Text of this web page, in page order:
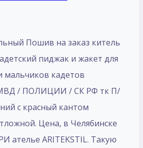
Пошив на заказ китель
пиджак и жакет для
мальчиков кадетов
МВД / ПОЛИЦИИ / СК РФ тк П/
с красный кантом
Цена, в Челябинске
ателье ARITEKSTIL. Такую